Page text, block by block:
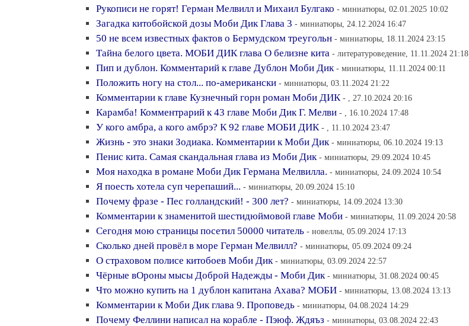
Рукописи не горят! Герман Мелвилл и Михаил Булгако - миниатюры, 02.01.2025 10:02
Загадка китобойской дозы Моби Дик Глава 3 - миниатюры, 24.12.2024 16:47
50 не всем известных фактов о Бермудском треугольн - миниатюры, 18.11.2024 23:15
Тайна белого цвета. МОБИ ДИК глава О белизне кита - литературоведение, 11.11.2024 21:18
Пип и дублон. Комментарий к главе Дублон Моби Дик - миниатюры, 11.11.2024 00:11
Положить ногу на стол... по-американски - миниатюры, 03.11.2024 21:22
Комментарии к главе Кузнечный горн роман Моби ДИК - , 27.10.2024 20:16
Карамба! Комментрарий к 43 главе Моби Дик Г. Мелви - , 16.10.2024 17:48
У кого амбра, а кого амбрэ? К 92 главе МОБИ ДИК - , 11.10.2024 23:47
Жизнь - это знаки Зодиака. Комментарии к Моби Дик - миниатюры, 06.10.2024 19:13
Пенис кита. Самая скандальная глава из Моби Дик - миниатюры, 29.09.2024 10:45
Моя находка в романе Моби Дик Германа Мелвилла. - миниатюры, 24.09.2024 10:54
Я поесть хотела суп черепаший... - миниатюры, 20.09.2024 15:10
Почему фразе - Пес голландский! - 300 лет? - миниатюры, 14.09.2024 13:30
Комментарии к знаменитой шестидюймовой главе Моби - миниатюры, 11.09.2024 20:58
Сегодня мою страницы посетил 50000 читатель - новеллы, 05.09.2024 17:13
Сколько дней провёл в море Герман Мелвилл? - миниатюры, 05.09.2024 09:24
О страховом полисе китобоев Моби Дик - миниатюры, 03.09.2024 22:57
Чёрные вОроны мысы Доброй Надежды - Моби Дик - миниатюры, 31.08.2024 00:45
Что можно купить на 1 дублон капитана Ахава? МОБИ - миниатюры, 13.08.2024 13:13
Комментарии к Моби Дик глава 9. Проповедь - миниатюры, 04.08.2024 14:29
Почему Феллини написал на корабле - Пэюф. Ждяъз - миниатюры, 03.08.2024 22:43